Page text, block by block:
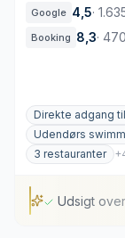
Google 4,5·
Booking 8,3·
Direkte adgang
Udendørs
3 restauranter
Udsigt